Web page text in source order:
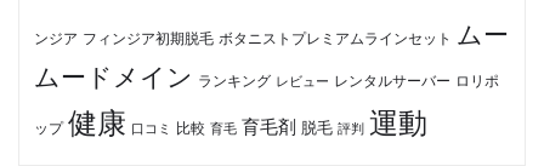
ンジア フィンジア初期脱毛 ボタニストプレミアムラインセット ムー
ムードメイン ランキング レビュー レンタルサーバー ロリポ
ップ 健康 口コミ 比較 育毛 育毛剤 脱毛 評判 運動